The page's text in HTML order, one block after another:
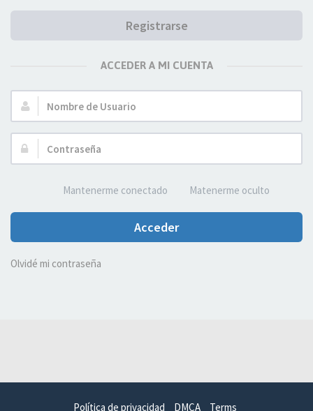
Registrarse
ACCEDER A MI CUENTA
Nombre
de
Usuario:
Contraseña:
Mantenerme conectado Matenerme oculto
Acceder
Olvidé mi contraseña
Política de privacidad DMCA Terms